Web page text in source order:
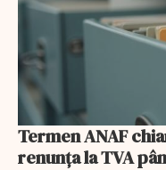
Termen ANAF
renunța la TVA